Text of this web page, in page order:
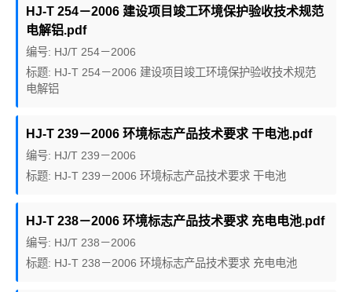
HJ-T 254－2006 建设项目竣工环境保护验收技术规范
电解铝.pdf
编号: HJ/T 254－2006
标题: HJ-T 254－2006 建设项目竣工环境保护验收技术规范
电解铝
HJ-T 239－2006 环境标志产品技术要求 干电池.pdf
编号: HJ/T 239－2006
标题: HJ-T 239－2006 环境标志产品技术要求 干电池
HJ-T 238－2006 环境标志产品技术要求 充电电池.pdf
编号: HJ/T 238－2006
标题: HJ-T 238－2006 环境标志产品技术要求 充电电池